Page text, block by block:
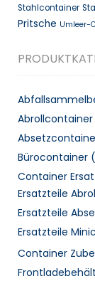
Stahlcontainer
Pritsche Umleer-
Abrollcontainer
Bürocontainer
Container
Ersatzteile
Ersatzteile
Ersatzteile
Container